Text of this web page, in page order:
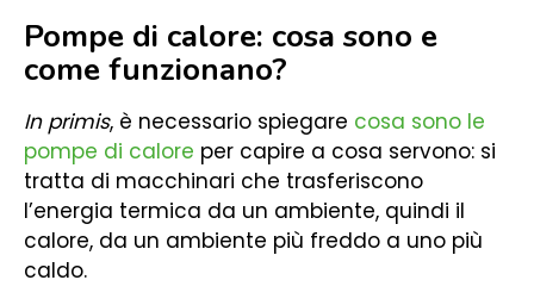
Pompe di calore: cosa sono e
come funzionano?
In primis, è necessario spiegare cosa sono le
pompe di calore per capire a cosa servono: si
tratta di macchinari che trasferiscono
l’energia termica da un ambiente, quindi il
calore, da un ambiente più freddo a uno più
caldo.